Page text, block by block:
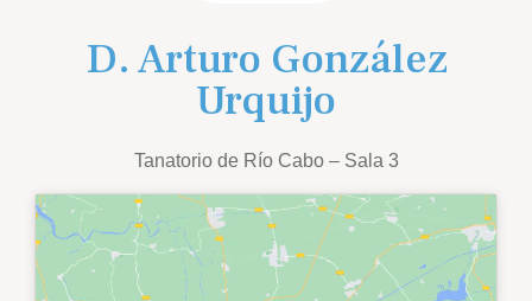
D. Arturo González
Urquijo
Tanatorio de Río Cabo – Sala 3